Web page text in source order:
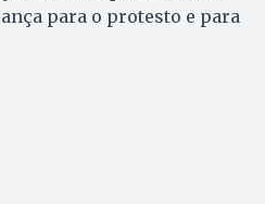
para o protesto e para